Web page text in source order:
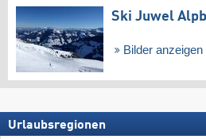
Ski Juwel
Bilder anzeigen
Urlaubsregionen